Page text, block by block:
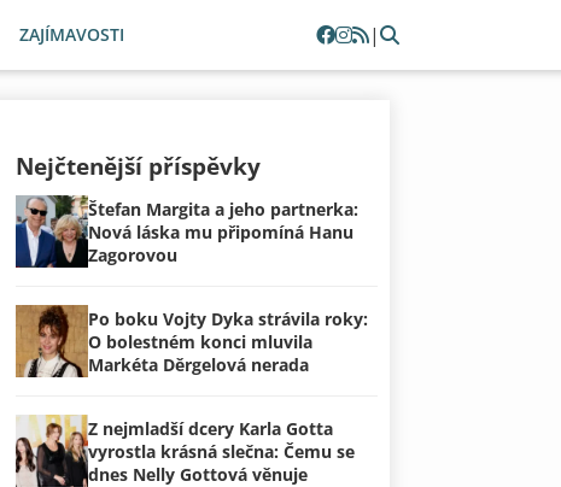
ZAJÍMAVOSTI |
Nejčtenější příspěvky
Štefan Margita a jeho partnerka:
Nová láska mu připomíná Hanu
Zagorovou
Po boku Vojty Dyka strávila roky:
O bolestném konci mluvila
Markéta Děrgelová nerada
Z nejmladší dcery Karla Gotta
vyrostla krásná slečna: Čemu se
dnes Nelly Gottová věnuje